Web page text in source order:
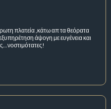
πλατεία ,κάτω απ τα θεόρατα
άψογη με ευγένεια και